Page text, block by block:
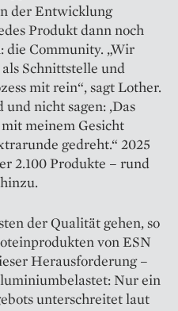
der Entwicklung
Produkt dann noch
die Community. „Wir
Schnittstelle und
mit rein“, sagt Lother.
nicht sagen: ‚Das
meinem Gesicht
gedreht.“ 2025
2.100 Produkte – rund
der Qualität gehen, so
von ESN
Herausforderung –
Nur ein
unterschreitet laut